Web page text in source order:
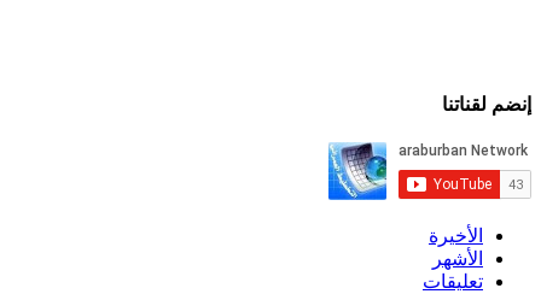
إنضم لقناتنا
الأخيرة
الأشهر
تعليقات